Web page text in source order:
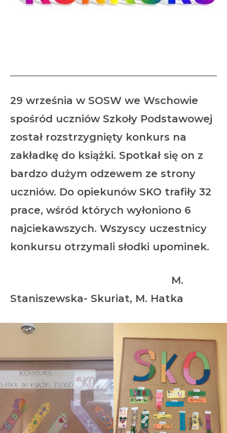
29 września w SOSW we Wschowie
spośród uczniów Szkoły Podstawowej
został rozstrzygnięty konkurs na
zakładkę do książki. Spotkał się on z
bardzo dużym odzewem ze strony
uczniów. Do opiekunów SKO trafiły 32
prace, wśród których wyłoniono 6
najciekawszych. Wszyscy uczestnicy
konkursu otrzymali słodki upominek.
M.
Staniszewska- Skuriat, M. Hatka